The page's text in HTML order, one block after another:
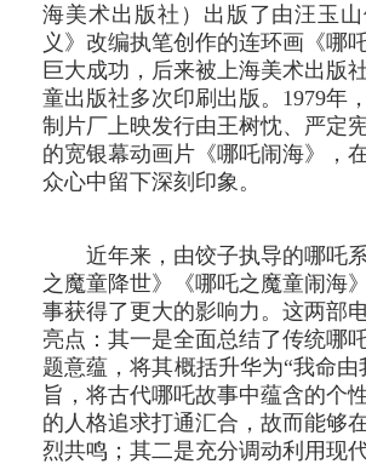
海美术出版社）出版了由汪玉
义》改编执笔创作的连环画《哪
巨大成功，后来被上海美术出版
童出版社多次印刷出版。1979年
制片厂上映发行由王树忱、严定
的宽银幕动画片《哪吒闹海》，
众心中留下深刻印象。
近年来，由饺子执导的哪吒
之魔童降世》《哪吒之魔童闹海
事获得了更大的影响力。这两部
亮点：其一是全面总结了传统哪
题意蕴，将其概括升华为“我命由
旨，将古代哪吒故事中蕴含的个
的人格追求打通汇合，故而能够
烈共鸣；其二是充分调动利用现